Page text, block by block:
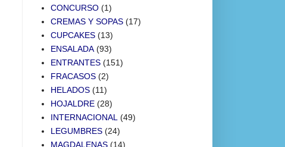
CONCURSO (1)
CREMAS Y SOPAS (17)
CUPCAKES (13)
ENSALADA (93)
ENTRANTES (151)
FRACASOS (2)
HELADOS (11)
HOJALDRE (28)
INTERNACIONAL (49)
LEGUMBRES (24)
MAGDALENAS (14)